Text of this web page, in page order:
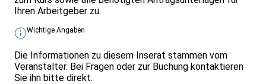
Ihren Arbeitgeber zu.
Wichtige Angaben
Die Informationen zu diesem Inserat stammen vom
Veranstalter. Bei Fragen oder zur Buchung kontaktieren
Sie ihn bitte direkt.